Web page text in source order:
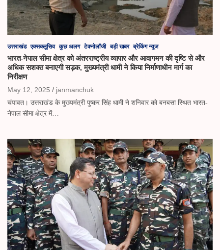
उत्तराखंड एक्सक्लूसिव कुछ अलग टेक्नोलॉजी बड़ी खबर ब्रेकिंग न्यूज
भारत-नेपाल सीमा क्षेत्र को अंतरराष्ट्रीय व्यापार और आवागमन की दृष्टि से और
अधिक सशक्त बनाएगी सड़क, मुख्यमंत्री धामी ने किया निर्माणाधीन मार्ग का
निरीक्षण
May 12, 2025
janmanchuk
चंपावत। उत्तराखंड के मुख्यमंत्री पुष्कर सिंह धामी ने शनिवार को बनबसा स्थित भारत-
नेपाल सीमा क्षेत्र में…